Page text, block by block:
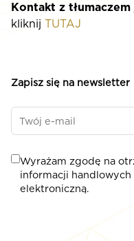
Kontakt z
kliknij TUTAJ
Zapisz się na newsletter
Wyrażam zgodę na
informacji
elektroniczną.